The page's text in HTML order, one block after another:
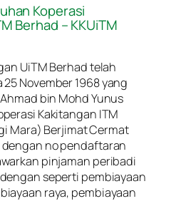
Koperasi
Berhad – KKUiTM
UiTM Berhad telah
November 1968 yang
bin Mohd Yunus
Kakitangan ITM
Mara) Berjimat Cermat
no pendaftaran
pinjaman peribadi
seperti pembiayaan
raya, pembiayaan